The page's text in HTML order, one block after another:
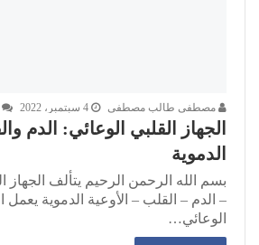
مصطفى طالب مصطفى 4 سبتمبر، 2022
الجهاز القلبي الوعائي: الدم
الدموية
بسم الله الرحمن الرحيم يتألف الجهاز
– الدم – القلب – الأوعية الدموية يعمل
الوعائي…